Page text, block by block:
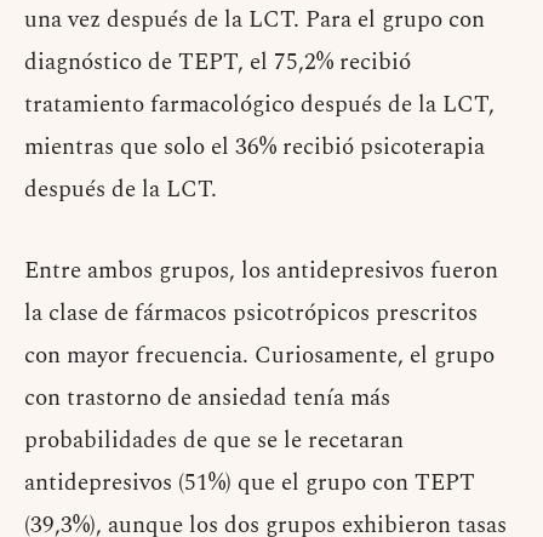
una vez después de la LCT. Para el grupo con
diagnóstico de TEPT, el 75,2% recibió
tratamiento farmacológico después de la LCT,
mientras que solo el 36% recibió psicoterapia
después de la LCT.
Entre ambos grupos, los antidepresivos fueron
la clase de fármacos psicotrópicos prescritos
con mayor frecuencia. Curiosamente, el grupo
con trastorno de ansiedad tenía más
probabilidades de que se le recetaran
antidepresivos (51%) que el grupo con TEPT
(39,3%), aunque los dos grupos exhibieron tasas